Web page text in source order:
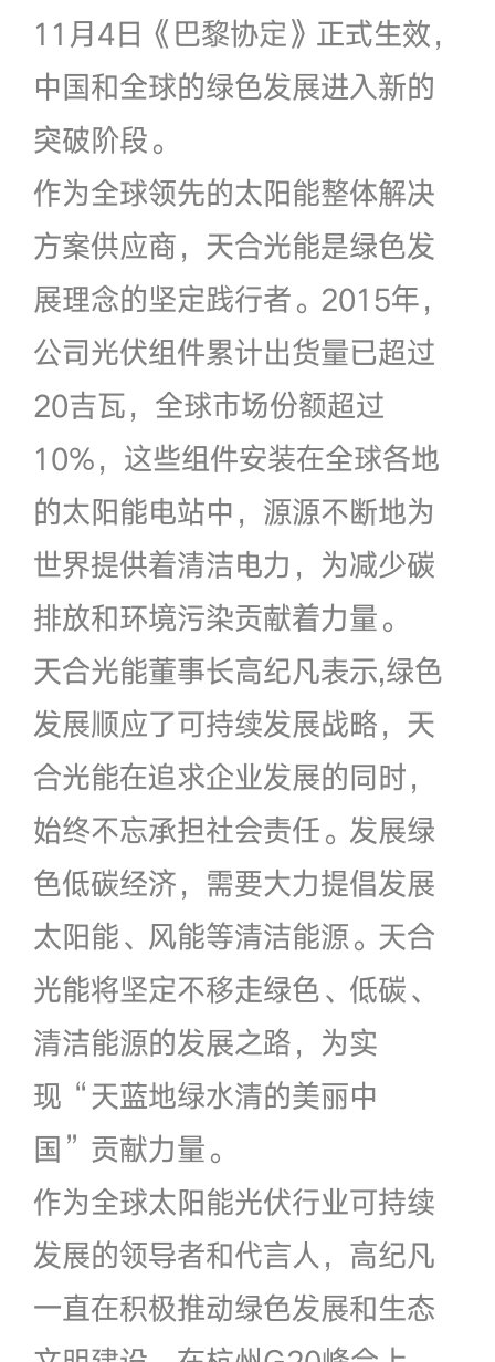
11月4日《巴黎协定》正式生效，
中国和全球的绿色发展进入新的
突破阶段。
作为全球领先的太阳能整体解决
方案供应商，天合光能是绿色发
展理念的坚定践行者。2015年，
公司光伏组件累计出货量已超过
20吉瓦，全球市场份额超过
10%，这些组件安装在全球各地
的太阳能电站中，源源不断地为
世界提供着清洁电力，为减少碳
排放和环境污染贡献着力量。
天合光能董事长高纪凡表示,绿色
发展顺应了可持续发展战略，天
合光能在追求企业发展的同时，
始终不忘承担社会责任。发展绿
色低碳经济，需要大力提倡发展
太阳能、风能等清洁能源。天合
光能将坚定不移走绿色、低碳、
清洁能源的发展之路，为实
现“天蓝地绿水清的美丽中
国”贡献力量。
作为全球太阳能光伏行业可持续
发展的领导者和代言人，高纪凡
一直在积极推动绿色发展和生态